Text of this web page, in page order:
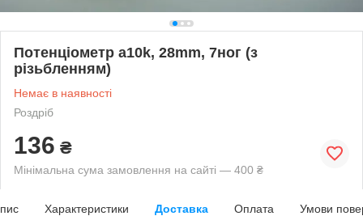
Потенціометр a10k, 28mm, 7ног (з
різьбленням)
Немає в наявності
Роздріб
136 ₴
Мінімальна сума замовлення на сайті — 400 ₴
Характеристики Доставка Оплата Умови